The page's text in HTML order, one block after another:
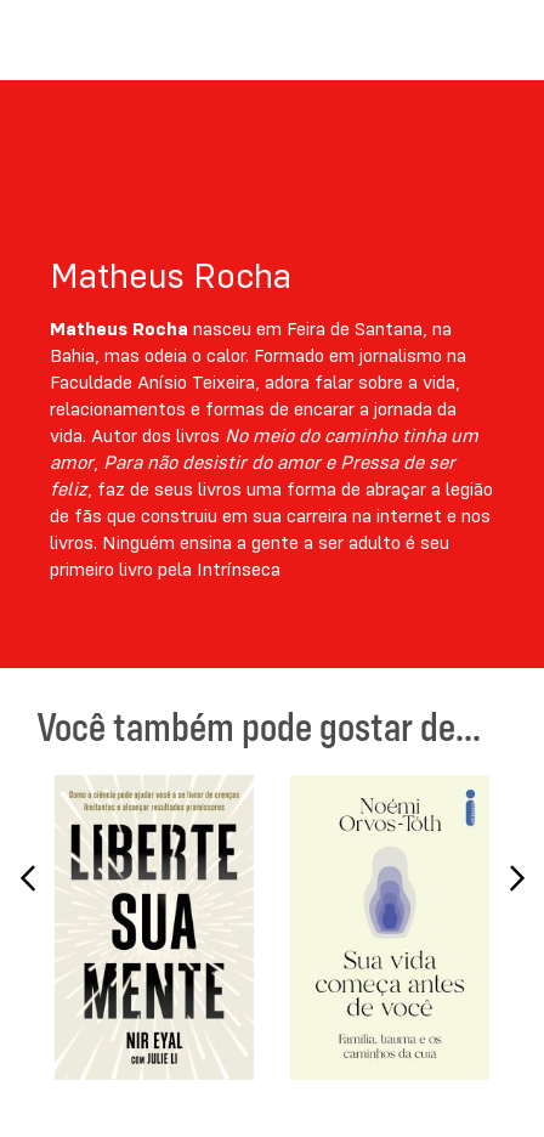
Matheus Rocha
Matheus Rocha nasceu em Feira de Santana, na
Bahia, mas odeia o calor. Formado em jornalismo na
Faculdade Anísio Teixeira, adora falar sobre a vida,
relacionamentos e formas de encarar a jornada da
vida. Autor dos livros No meio do caminho tinha um
amor, Para não desistir do amor e Pressa de ser
feliz, faz de seus livros uma forma de abraçar a legião
de fãs que construiu em sua carreira na internet e nos
livros. Ninguém ensina a gente a ser adulto é seu
primeiro livro pela Intrínseca
Você também pode gostar de...